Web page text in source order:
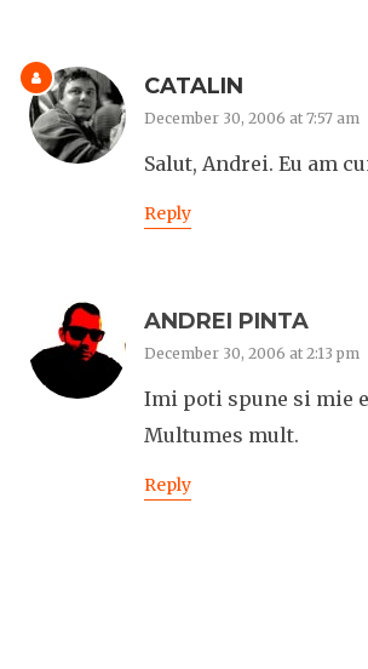
CATALIN
December 30, 2006 at 7:57 am
Salut, Andrei. Eu am
Reply
ANDREI PINTA
December 30, 2006 at 2:13 pm
Imi poti spune si mie
Multumes mult.
Reply